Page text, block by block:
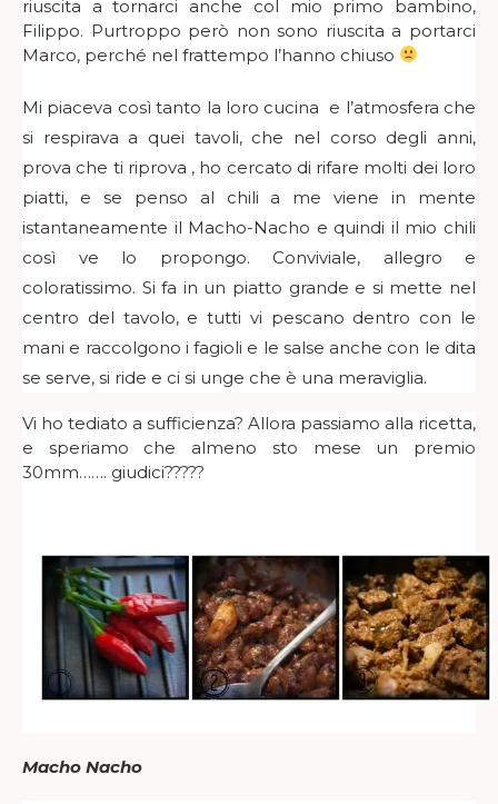
riuscita a tornarci anche col mio primo bambino,
Filippo. Purtroppo però non sono riuscita a portarci
Marco, perché nel frattempo l’hanno chiuso
Mi piaceva così tanto la loro cucina e l’atmosfera che
si respirava a quei tavoli, che nel corso degli anni,
prova che ti riprova , ho cercato di rifare molti dei loro
piatti, e se penso al chili a me viene in mente
istantaneamente il Macho-Nacho e quindi il mio chili
così ve lo propongo. Conviviale, allegro e
coloratissimo. Si fa in un piatto grande e si mette nel
centro del tavolo, e tutti vi pescano dentro con le
mani e raccolgono i fagioli e le salse anche con le dita
se serve, si ride e ci si unge che è una meraviglia.
Vi ho tediato a sufficienza? Allora passiamo alla ricetta,
e speriamo che almeno sto mese un premio
30mm……. giudici?????
Macho Nacho